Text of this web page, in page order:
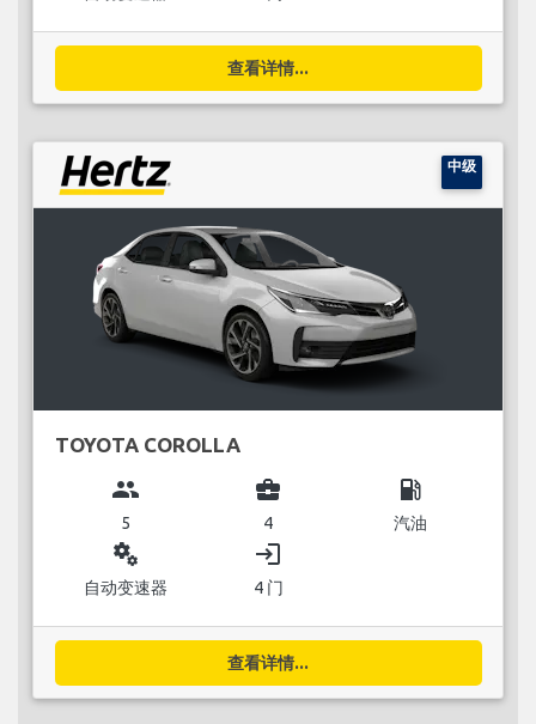
查看详情...
中级
TOYOTA COROLLA
group
5
business_center
4
local_gas_station
汽油
miscellaneous_services
自动变速器
login
4 门
查看详情...